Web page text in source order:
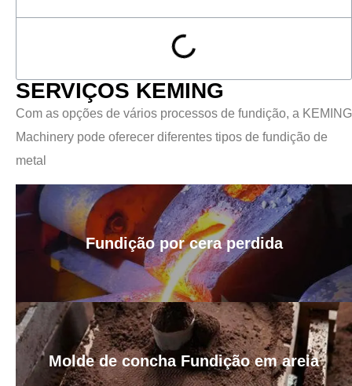
SERVIÇOS KEMING
Com as opções de vários processos de fundição, a KEMING
Machinery pode oferecer diferentes tipos de fundição de
metal
Fundição por cera perdida
Molde de concha Fundição em areia